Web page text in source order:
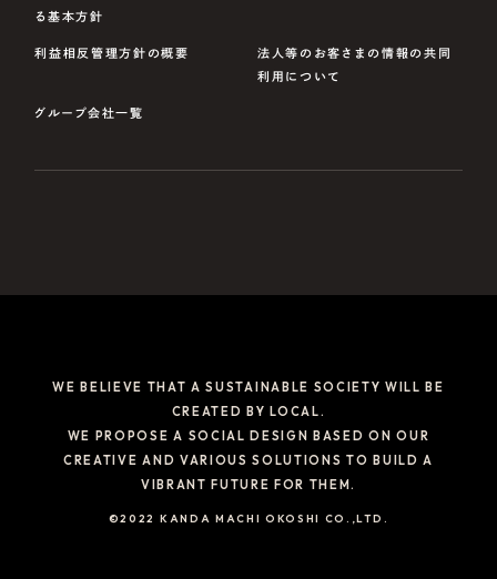
る基本方針
利益相反管理方針の概要 法人等のお客さまの情報の共同
利用について
グループ会社一覧
WE BELIEVE THAT A SUSTAINABLE SOCIETY WILL BE
CREATED BY LOCAL.
WE PROPOSE A SOCIAL DESIGN BASED ON OUR
CREATIVE AND VARIOUS SOLUTIONS TO BUILD A
VIBRANT FUTURE FOR THEM.
©2022 KANDA MACHI OKOSHI CO.,LTD.